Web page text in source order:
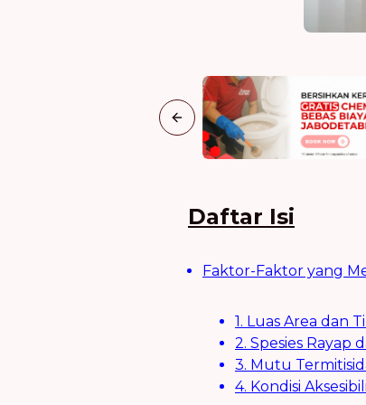
Previous slide
Daftar Isi
Faktor-Faktor yang
1. Luas Area dan
2. Spesies Rayap
3. Mutu
4. Kondisi